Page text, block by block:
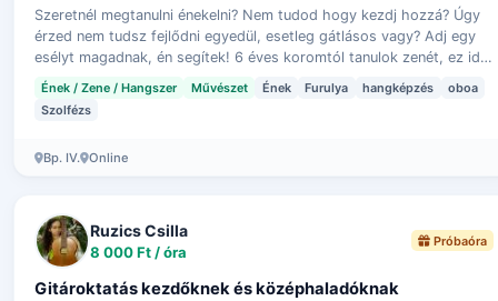
Szeretnél megtanulni énekelni? Nem tudod hogy kezdj hozzá? Úgy
érzed nem tudsz fejlődni egyedül, esetleg gátlásos vagy? Adj egy
esélyt magadnak, én segítek! 6 éves koromtól tanulok zenét, ez idő
alat…
Ének / Zene / Hangszer Művészet Ének Furulya hangképzés
oboa
Szolfézs
Bp. IV. Online
Ruzics Csilla
8 000 Ft / óra
Próbaóra
Gitároktatás kezdőknek és középhaladóknak